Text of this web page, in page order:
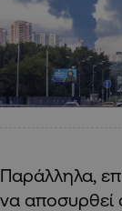
Παράλληλα,
να αποσυρθεί